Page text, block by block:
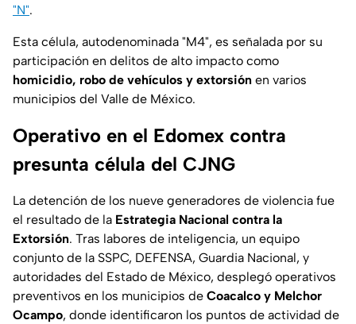
"N".
Esta célula, autodenominada "M4", es señalada por su
participación en delitos de alto impacto como
homicidio, robo de vehículos y extorsión en varios
municipios del Valle de México.
Operativo en el Edomex contra
presunta célula del CJNG
La detención de los nueve generadores de violencia fue
el resultado de la Estrategia Nacional contra la
Extorsión. Tras labores de inteligencia, un equipo
conjunto de la SSPC, DEFENSA, Guardia Nacional, y
autoridades del Estado de México, desplegó operativos
preventivos en los municipios de Coacalco y Melchor
Ocampo, donde identificaron los puntos de actividad de